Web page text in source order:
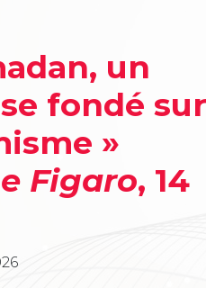
un
fondé sur
»
Figaro, 14